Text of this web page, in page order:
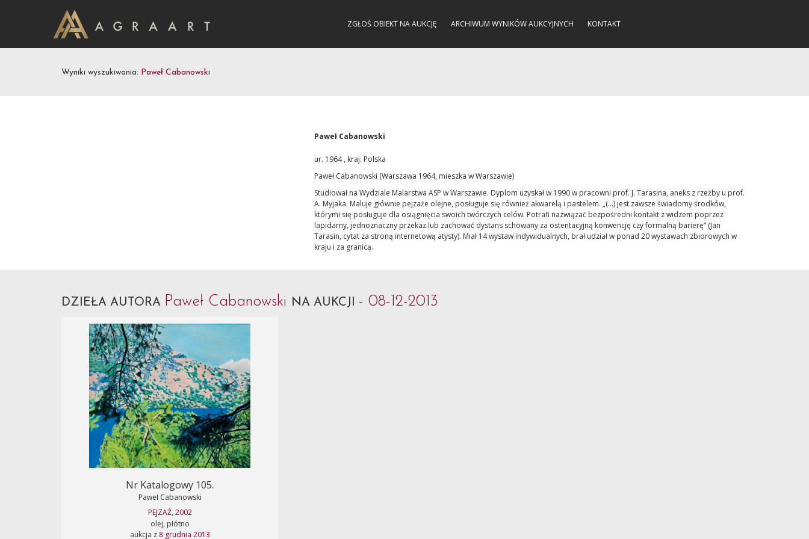
ZGŁOŚ OBIEKT NA AUKCJĘ ARCHIWUM WYNIKÓW AUKCYJNYCH KONTAKT
Wyniki wyszukiwania: Paweł Cabanowski
Paweł Cabanowski
ur. 1964 , kraj: Polska
Paweł Cabanowski (Warszawa 1964, mieszka w Warszawie)
Studiował na Wydziale Malarstwa ASP w Warszawie. Dyplom uzyskał w 1990 w pracowni prof. J. Tarasina, aneks z rzeźby u prof.
A. Myjaka. Maluje głównie pejzaże olejne, posługuje się również akwarelą i pastelem. „(...) jest zawsze świadomy środków,
którymi się posługuje dla osiągnięcia swoich twórczych celów. Potrafi nazwiązać bezpośredni kontakt z widzem poprzez
lapidarny, jednoznaczny przekaz lub zachować dystans schowany za ostentacyjną konwencję czy formalną barierę“ (Jan
Tarasin, cytat za stroną internetową atysty). Miał 14 wystaw indywidualnych, brał udział w ponad 20 wystawach zbiorowych w
kraju i za granicą.
DZIEŁA AUTORA Paweł Cabanowski NA AUKCJI - 08-12-2013
Nr Katalogowy 105.
Paweł Cabanowski
PEJZAŻ, 2002
olej, płótno
aukcja z 8 grudnia 2013